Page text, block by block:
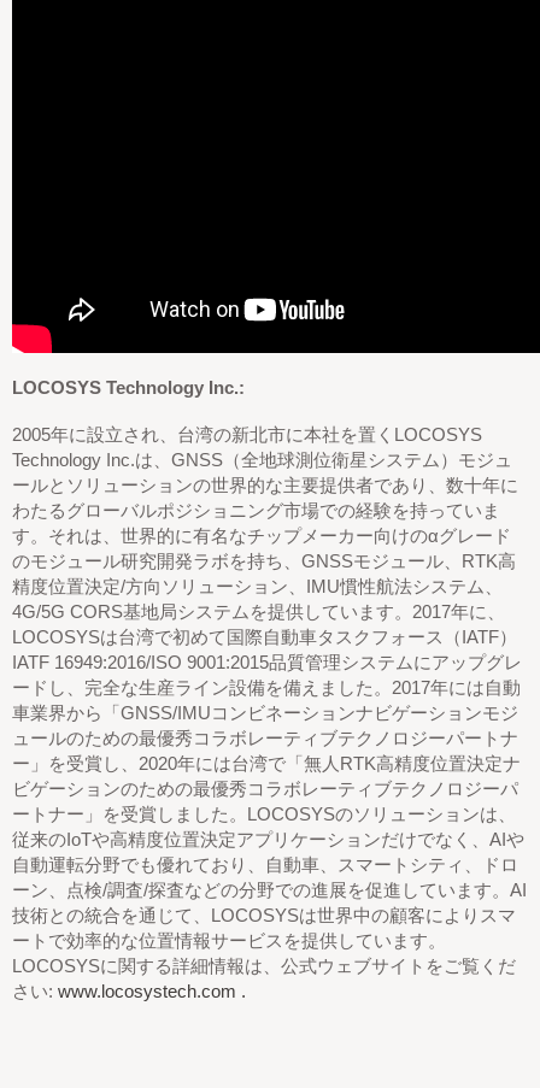
LOCOSYS Technology Inc.:
2005年に設立され、台湾の新北市に本社を置くLOCOSYS
Technology Inc.は、GNSS（全地球測位衛星システム）モジュ
ールとソリューションの世界的な主要提供者であり、数十年に
わたるグローバルポジショニング市場での経験を持っていま
す。それは、世界的に有名なチップメーカー向けのαグレード
のモジュール研究開発ラボを持ち、GNSSモジュール、RTK高
精度位置決定/方向ソリューション、IMU慣性航法システム、
4G/5G CORS基地局システムを提供しています。2017年に、
LOCOSYSは台湾で初めて国際自動車タスクフォース（IATF）
IATF 16949:2016/ISO 9001:2015品質管理システムにアップグレ
ードし、完全な生産ライン設備を備えました。2017年には自動
車業界から「GNSS/IMUコンビネーションナビゲーションモジ
ュールのための最優秀コラボレーティブテクノロジーパートナ
ー」を受賞し、2020年には台湾で「無人RTK高精度位置決定ナ
ビゲーションのための最優秀コラボレーティブテクノロジーパ
ートナー」を受賞しました。LOCOSYSのソリューションは、
従来のIoTや高精度位置決定アプリケーションだけでなく、AIや
自動運転分野でも優れており、自動車、スマートシティ、ドロ
ーン、点検/調査/探査などの分野での進展を促進しています。AI
技術との統合を通じて、LOCOSYSは世界中の顧客によりスマ
ートで効率的な位置情報サービスを提供しています。
LOCOSYSに関する詳細情報は、公式ウェブサイトをご覧くだ
さい: www.locosystech.com .